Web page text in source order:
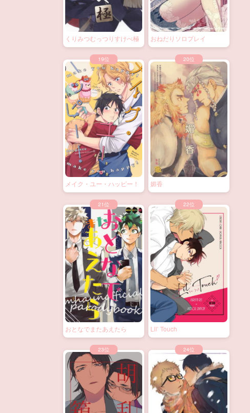
くりみつむっつりすけべ極 おねだりソロプレイ
メイク・ユー・ハッピー！ 媚香
おとなでまたあえたら Lil’ Touch